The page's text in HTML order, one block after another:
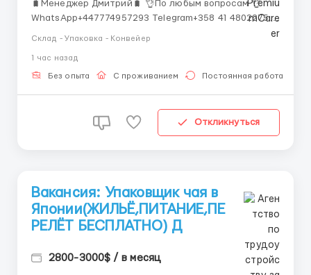
🧳Менеджер Дмитрий🧳 👌По любым вопросам 👌
WhatsApp+447774957293 Telegram+358 41 4802275
Компания: Samsung Gulf Electronics Локация: Дубай,
ОАЭ Занятость: Полный рабочий день Samsung ...
Склад - Упаковка - Конвейер
1 час назад
Без опыта С проживанием Постоянная работа
Откликнуться
Вакансия: Упаковщик чая в
Японии(ЖИЛЬЁ,ПИТАНИЕ,ПЕ
РЕЛЁТ БЕСПЛАТНО) Д
2800-3000$ / в месяц